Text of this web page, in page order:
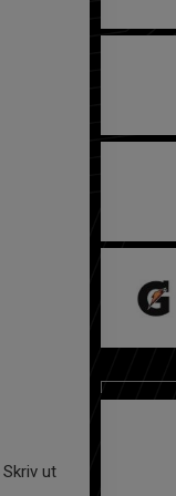
Skriv ut